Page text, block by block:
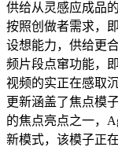
供给从灵感应成品
按照创做者需求，
设想能力，供给更
频片段点窜功能，
视频的实正在感取
更新涵盖了焦点模
的焦点亮点之一，
新模式，该模子正